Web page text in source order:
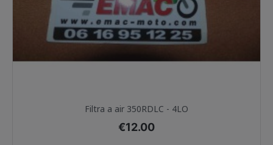
Filtra a air 350RDLC - 4LO
Price
€12.00